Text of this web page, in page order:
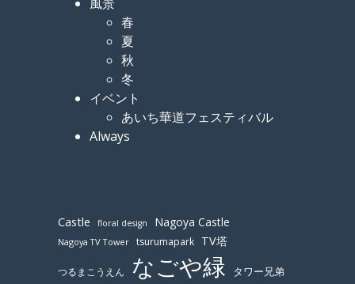
風景
春
夏
秋
冬
イベント
あいち華道フェスティバル
Always
Castle floral design Nagoya Castle
Nagoya TV Tower tsurumapark TV塔
つるまこうえん なごや緑 タワー兄弟